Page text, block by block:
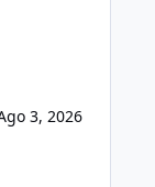
3, 2026